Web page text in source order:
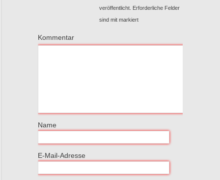
veröffentlicht. Erforderliche Felder
sind mit markiert
Kommentar
Name
E-Mail-Adresse